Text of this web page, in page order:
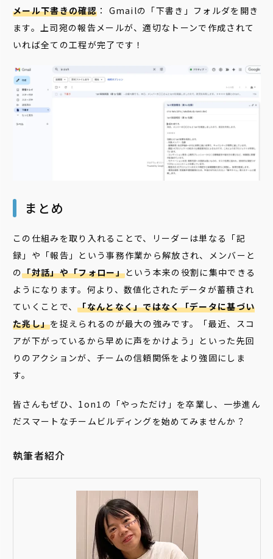
メール下書きの確認： Gmailの「下書き」フォルダを開き
ます。上司宛の報告メールが、適切なトーンで作成されて
いれば全ての工程が完了です！
まとめ
この仕組みを取り入れることで、リーダーは単なる「記
録」や「報告」という事務作業から解放され、メンバーと
の「対話」や「フォロー」という本来の役割に集中できる
ようになります。何より、数値化されたデータが蓄積され
ていくことで、「なんとなく」ではなく「データに基づい
た兆し」を捉えられるのが最大の強みです。「最近、スコ
アが下がっているから早めに声をかけよう」といった先回
りのアクションが、チームの信頼関係をより強固にしま
す。
皆さんもぜひ、1on1の「やっただけ」を卒業し、 一歩進ん
だスマートなチームビルディングを始めてみませんか？
執筆者紹介